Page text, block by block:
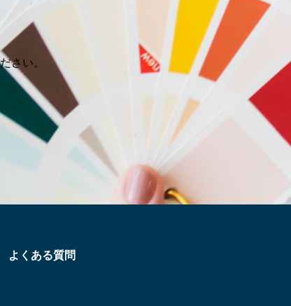
さい。
よくある質問